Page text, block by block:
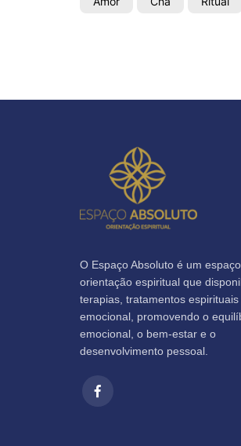
O Espaço Absoluto é um
orientação espiritual que
terapias, tratamentos
emocional, promovendo o
emocional, o bem-estar e o
desenvolvimento pessoal.